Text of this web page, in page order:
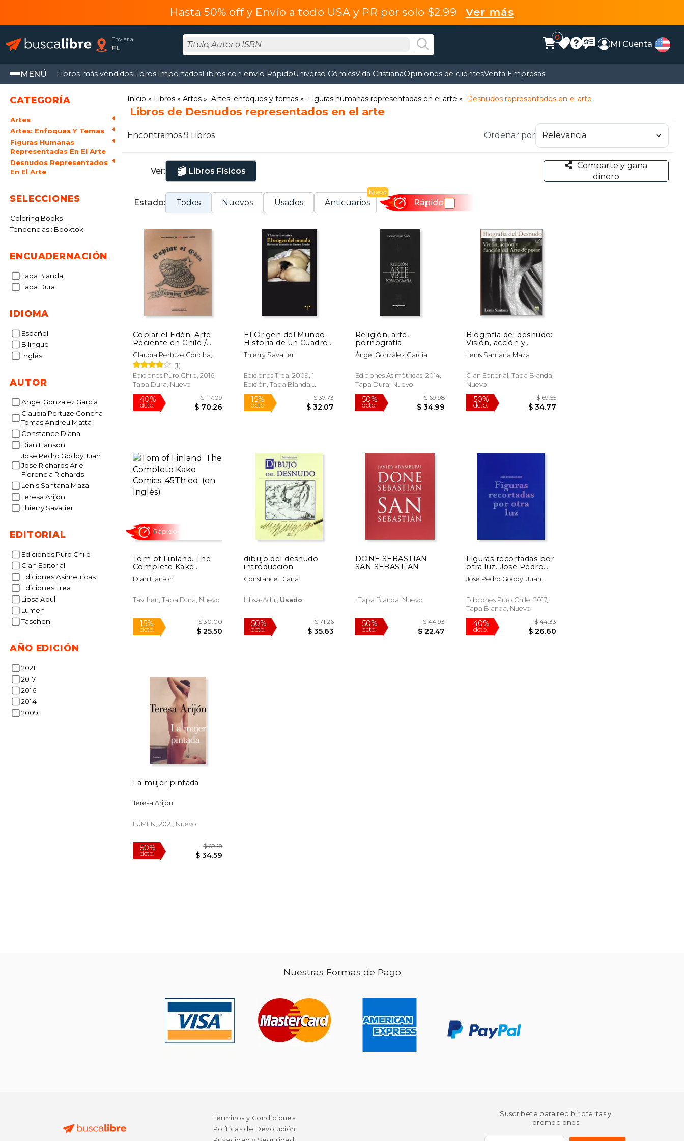
Hasta 50% off y Envío a todo USA y PR por solo $2.99 Ver más
Enviar a
FL
0
Mi Cuenta
MENÚ Libros más vendidosLibros importadosLibros con envío RápidoUniverso CómicsVida CristianaOpiniones de clientesVenta Empresas
CATEGORÍA
Artes
Artes: Enfoques Y Temas
Figuras Humanas
Representadas En El Arte
Desnudos Representados
En El Arte
SELECCIONES
Coloring Books
Tendencias : Booktok
ENCUADERNACIÓN
Tapa Blanda
Tapa Dura
IDIOMA
Español
Bilingue
Inglés
AUTOR
Angel Gonzalez Garcia
Claudia Pertuze Concha
Tomas Andreu Matta
Constance Diana
Dian Hanson
Jose Pedro Godoy Juan
Jose Richards Ariel
Florencia Richards
Lenis Santana Maza
Teresa Arijon
Thierry Savatier
EDITORIAL
Ediciones Puro Chile
Clan Editorial
Ediciones Asimetricas
Ediciones Trea
Libsa Adul
Lumen
Taschen
AÑO EDICIÓN
2021
2017
2016
2014
2009
Inicio Libros Artes Artes: enfoques y temas Figuras humanas representadas en el arte Desnudos representados en el arte
Libros de Desnudos representados en el arte
Encontramos 9 Libros Ordenar por
Ver: Libros Físicos
Comparte y gana
dinero
Estado: Todos Nuevos Usados Anticuarios
Nuevo
Rápido
Copiar el Edén. Arte
Reciente en Chile /
Recent Art in Chile (en
Bilingüe)
Claudia Pertuzé Concha,
Tomás Andreu Matta
(1)
Ediciones Puro Chile, 2016,
Tapa Dura, Nuevo
El Origen del Mundo.
Historia de un Cuadro
de Gustave Courbet
Thierry Savatier
Ediciones Trea, 2009, 1
Edición, Tapa Blanda,
Nuevo
$ 32.07
Religión, arte,
pornografía
Ángel González García
Ediciones Asimétricas, 2014,
Tapa Dura, Nuevo
$ 34.99
Biografía del desnudo:
Visión, acción y
función del arte de
posar
Lenis Santana Maza
Clan Editorial, Tapa Blanda,
Nuevo
Tom of Finland. The
Complete Kake
Comics. 45Th ed. (en
Inglés)
Dian Hanson
Taschen, Tapa Dura, Nuevo
15%
dibujo del desnudo
introduccion
Constance Diana
Libsa-Adul, Usado
DONE SEBASTIAN
SAN SEBASTIAN
, Tapa Blanda, Nuevo
Figuras recortadas por
otra luz. José Pedro
Godoy (en Bilingüe)
José Pedro Godoy; Juan
Florencia Richards
Ediciones Puro Chile, 2017,
Tapa Blanda, Nuevo
La mujer pintada
Teresa Arijón
LUMEN, 2021, Nuevo
Nuestras Formas de Pago
Términos y Condiciones
Políticas de Devolución
Suscríbete para recibir ofertas y
promociones